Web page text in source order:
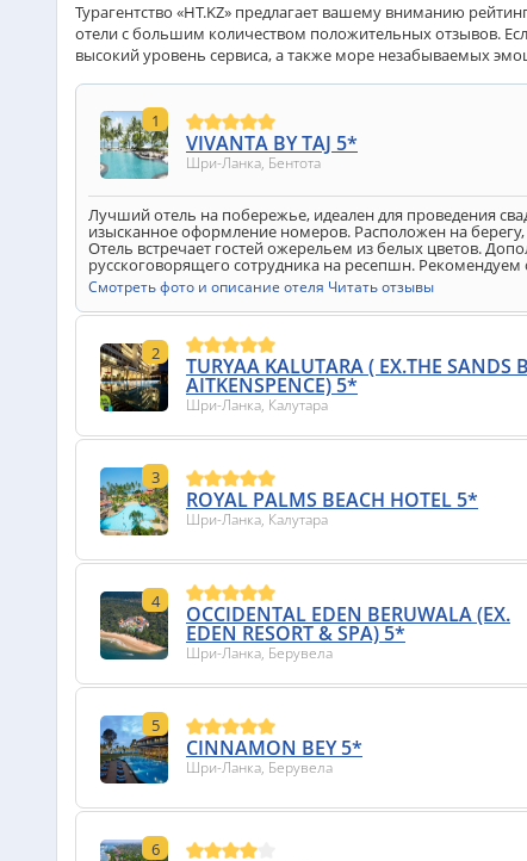
Турагентство «HT.KZ» предлагает вашему вниманию
отели с большим количеством положительных отзывов.
высокий уровень сервиса, а также море незабываемых
1
VIVANTA BY TAJ 5*
Шри-Ланка, Бентота
Лучший отель на побережье, идеален для проведения
изысканное оформление номеров. Расположен на
Отель встречает гостей ожерельем из белых цветов.
русскоговорящего сотрудника на ресепшн. Рекомендуем
Смотреть фото и описание отеля Читать отзывы
2 TURYAA KALUTARA ( EX.THE SANDS
AITKENSPENCE) 5*
Шри-Ланка, Калутара
3
ROYAL PALMS BEACH HOTEL 5*
Шри-Ланка, Калутара
4 OCCIDENTAL EDEN BERUWALA (EX.
EDEN RESORT & SPA) 5*
Шри-Ланка, Берувела
5
CINNAMON BEY 5*
Шри-Ланка, Берувела
6